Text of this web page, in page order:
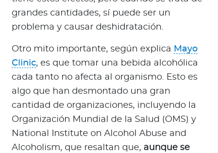
grandes cantidades, sí puede ser un
problema y causar deshidratación.
Otro mito importante, según explica Mayo
Clinic, es que tomar una bebida alcohólica
cada tanto no afecta al organismo. Esto es
algo que han desmontado una gran
cantidad de organizaciones, incluyendo la
Organización Mundial de la Salud (OMS) y
National Institute on Alcohol Abuse and
Alcoholism, que resaltan que, aunque se